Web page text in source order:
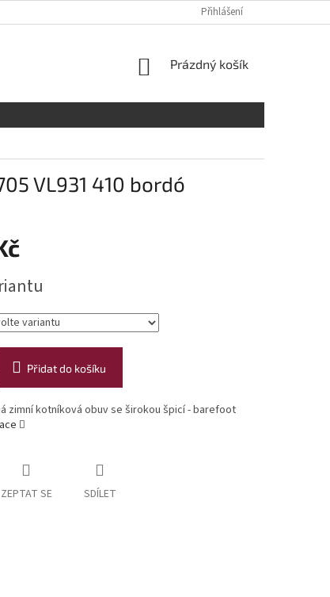
ÚDAJŮ RADY A DOPORUČENÍ TABULKA
Přihlášení
NÁKUPNÍ
Prázdný košík
VL931 410 bordó
Přidat do košíku
zimní kotníková obuv se širokou špicí - barefoot
ZEPTAT SE SDÍLET